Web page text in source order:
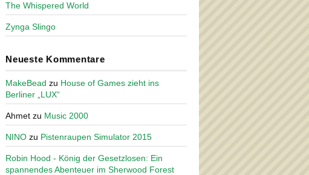
The Whispered World
Zynga Slingo
Neueste Kommentare
MakeBead zu House of Games zieht ins
Berliner „LUX“
Ahmet zu Music 2000
NINO zu Pistenraupen Simulator 2015
Robin Hood - König der Gesetzlosen: Ein
spannendes Abenteuer im Sherwood Forest